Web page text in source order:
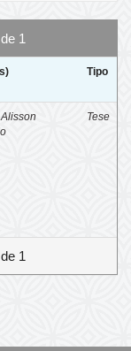
1
Tipo
Tese
1